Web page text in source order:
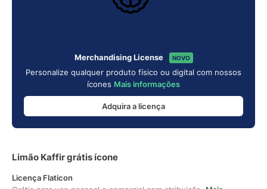
Merchandising License NOVO
Personalize qualquer produto físico ou digital com nossos
ícones Mais informações
Adquira a licença
Limão Kaffir grátis ícone
Licença Flaticon